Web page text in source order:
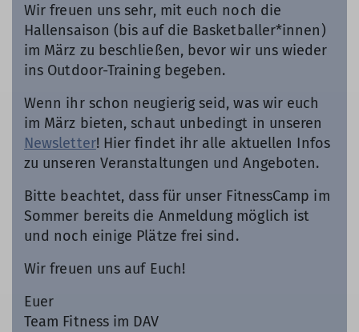
Wir freuen uns sehr, mit euch noch die
Hallensaison (bis auf die Basketballer*innen)
im März zu beschließen, bevor wir uns wieder
ins Outdoor-Training begeben.
Wenn ihr schon neugierig seid, was wir euch
im März bieten, schaut unbedingt in unseren
Newsletter! Hier findet ihr alle aktuellen Infos
zu unseren Veranstaltungen und Angeboten.
Bitte beachtet, dass für unser FitnessCamp im
Sommer bereits die Anmeldung möglich ist
und noch einige Plätze frei sind.
Wir freuen uns auf Euch!
Euer
Team Fitness im DAV